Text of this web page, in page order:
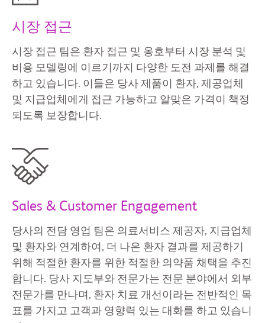
시장 접근
시장 접근 팀은 환자 접근 및 옹호부터 시장 분석 및
비용 모델링에 이르기까지 다양한 도전 과제를 해결
하고 있습니다. 이들은 당사 제품이 환자, 제공업체
및 지급업체에게 접근 가능하고 알맞은 가격이 책정
되도록 보장합니다.
Sales & Customer Engagement
당사의 전담 영업 팀은 의료서비스 제공자, 지급업체
및 환자와 연계하여, 더 나은 환자 결과를 제공하기
위해 적절한 환자를 위한 적절한 의약품 채택을 추진
합니다. 당사 지도부와 전문가는 전문 분야에서 외부
전문가를 만나며, 환자 치료 개선이라는 전반적인 목
표를 가지고 고객과 영향력 있는 대화를 하고 있습니